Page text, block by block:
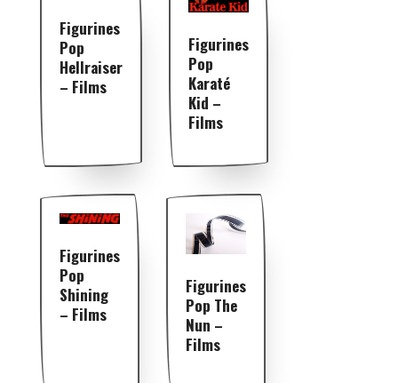
Figurines
Pop
Hellraiser
– Films
Figurines
Pop
Karaté
Kid –
Films
Figurines
Pop
Shining
– Films
Figurines
Pop The
Nun –
Films